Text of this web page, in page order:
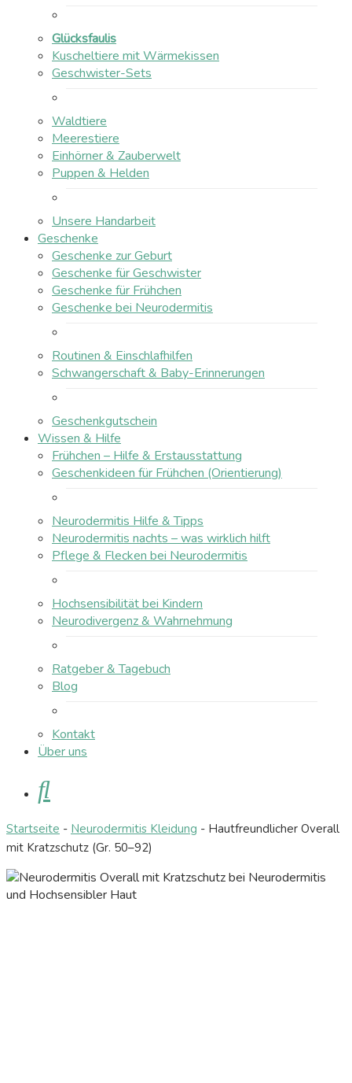
Glücksfaulis
Kuscheltiere mit Wärmekissen
Geschwister-Sets
Waldtiere
Meerestiere
Einhörner & Zauberwelt
Puppen & Helden
Unsere Handarbeit
Geschenke
Geschenke zur Geburt
Geschenke für Geschwister
Geschenke für Frühchen
Geschenke bei Neurodermitis
Routinen & Einschlafhilfen
Schwangerschaft & Baby-Erinnerungen
Geschenkgutschein
Wissen & Hilfe
Frühchen – Hilfe & Erstausstattung
Geschenkideen für Frühchen (Orientierung)
Neurodermitis Hilfe & Tipps
Neurodermitis nachts – was wirklich hilft
Pflege & Flecken bei Neurodermitis
Hochsensibilität bei Kindern
Neurodivergenz & Wahrnehmung
Ratgeber & Tagebuch
Blog
Kontakt
Über uns
Suche
Startseite - Neurodermitis Kleidung - Hautfreundlicher Overall
mit Kratzschutz (Gr. 50–92)